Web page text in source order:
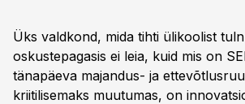
Üks valdkond, mida tihti ülikoolist
oskustepagasis ei leia, kuid mis on
tänapäeva majandus- ja
kriitilisemaks muutumas, on